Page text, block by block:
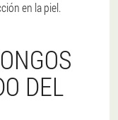
en la piel.
DEL